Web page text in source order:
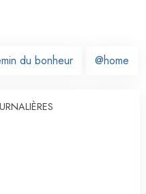
du bonheur @home